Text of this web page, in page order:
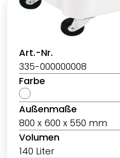
Art.-Nr.
335-000000008
Farbe
Außenmaße
800 x 600 x 550 mm
Volumen
140 Liter